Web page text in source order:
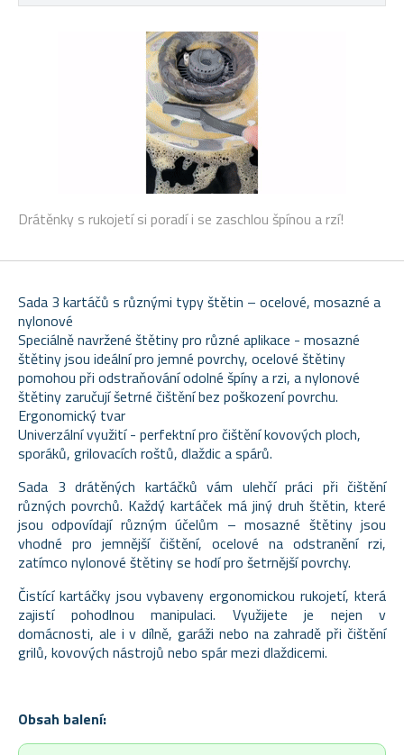
Drátěnky s rukojetí si poradí i se zaschlou špínou a rzí!
Sada 3 kartáčů s různými typy štětin – ocelové, mosazné a
nylonové
Speciálně navržené štětiny pro různé aplikace - mosazné
štětiny jsou ideální pro jemné povrchy, ocelové štětiny
pomohou při odstraňování odolné špíny a rzi, a nylonové
štětiny zaručují šetrné čištění bez poškození povrchu.
Ergonomický tvar
Univerzální využití - perfektní pro čištění kovových ploch,
sporáků, grilovacích roštů, dlaždic a spárů.
Sada 3 drátěných kartáčků vám ulehčí práci při čištění
různých povrchů. Každý kartáček má jiný druh štětin, které
jsou odpovídají různým účelům – mosazné štětiny jsou
vhodné pro jemnější čištění, ocelové na odstranění rzi,
zatímco nylonové štětiny se hodí pro šetrnější povrchy.
Čistící kartáčky jsou vybaveny ergonomickou rukojetí, která
zajistí pohodlnou manipulaci. Využijete je nejen v
domácnosti, ale i v dílně, garáži nebo na zahradě při čištění
grilů, kovových nástrojů nebo spár mezi dlaždicemi.
Obsah balení: